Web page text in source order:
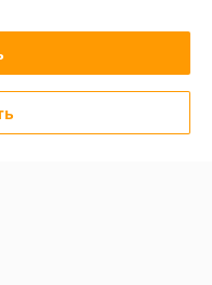
22.04.2026